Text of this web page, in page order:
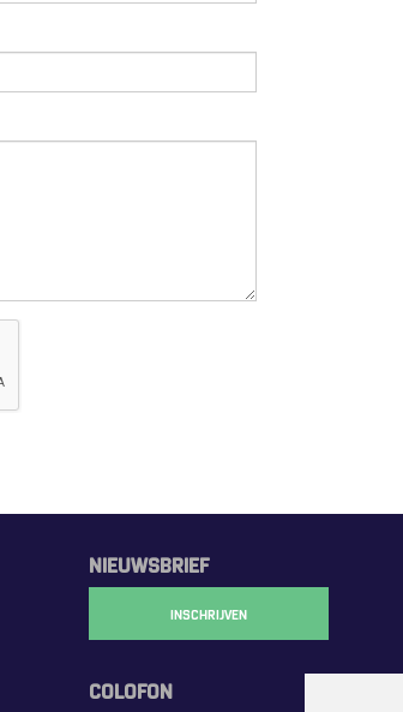
NIEUWSBRIEF
INSCHRIJVEN
COLOFON